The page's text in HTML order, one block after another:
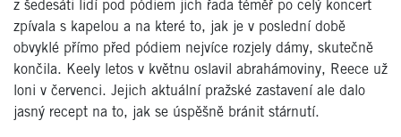
z šedesáti lidí pod pódiem jich řada téměř po celý koncert
zpívala s kapelou a na které to, jak je v poslední době
obvyklé přímo před pódiem nejvíce rozjely dámy, skutečně
končila. Keely letos v květnu oslavil abrahámoviny, Reece už
loni v červenci. Jejich aktuální pražské zastavení ale dalo
jasný recept na to, jak se úspěšně bránit stárnutí.